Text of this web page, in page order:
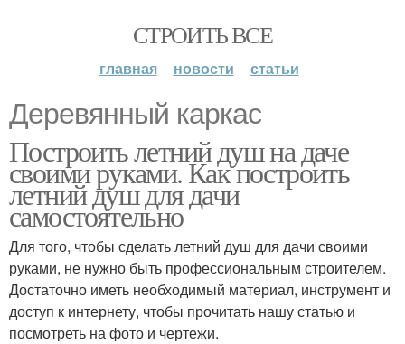
СТРОИТЬ ВСЕ
главная новости статьи
Деревянный каркас
Построить летний душ на даче
своими руками. Как построить
летний душ для дачи
самостоятельно
Для того, чтобы сделать летний душ для дачи своими
руками, не нужно быть профессиональным строителем.
Достаточно иметь необходимый материал, инструмент и
доступ к интернету, чтобы прочитать нашу статью и
посмотреть на фото и чертежи.